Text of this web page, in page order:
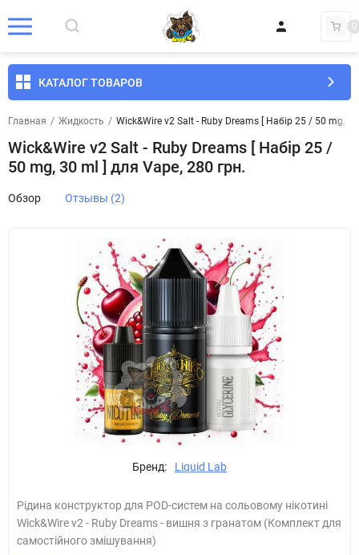
0
КАТАЛОГ ТОВАРОВ
Главная / Жидкость / Wick&Wire v2 Salt - Ruby Dreams [ Набір 25 / 50 mg,
Wick&Wire v2 Salt - Ruby Dreams [ Набір 25 /
50 mg, 30 ml ] для Vape, 280 грн.
Обзор Отзывы (2)
Бренд: Liquid Lab
Рідина конструктор для POD-систем на сольовому нікотині
Wick&Wire v2 - Ruby Dreams - вишня з гранатом (Комплект для
самостійного змішування)